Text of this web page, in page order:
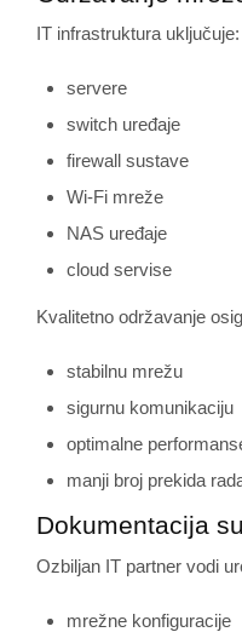
IT infrastruktura uključuje:
servere
switch uređaje
firewall sustave
Wi-Fi mreže
NAS uređaje
cloud servise
Kvalitetno održavanje
stabilnu mrežu
sigurnu komunikaciju
optimalne
manji broj prekida
Dokumentacija
Ozbiljan IT partner vodi
mrežne konfiguracije